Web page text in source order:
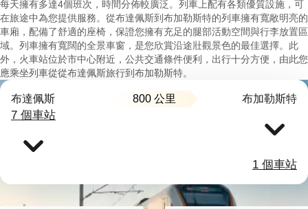
每天擁有多達4個班次，時間分佈較廣泛。列車上配有各類優質設施，可
在旅途中為您提供服務。從布達佩斯到布加勒斯特的列車擁有寬敞明亮的
車廂，配備了舒適的座椅，保證您擁有充足的腿部活動空間與行李放置區
域。列車擁有寬闊的全景車窗，是您欣賞沿途壯觀景色的最佳選擇。此
外，火車站位於市中心附近，公共交通條件便利，出行十分方便，由此您
應乘坐列車從從布達佩斯旅行到布加勒斯特。
布達佩斯 800 公里 布加勒斯特
7 個車站
1 個車站